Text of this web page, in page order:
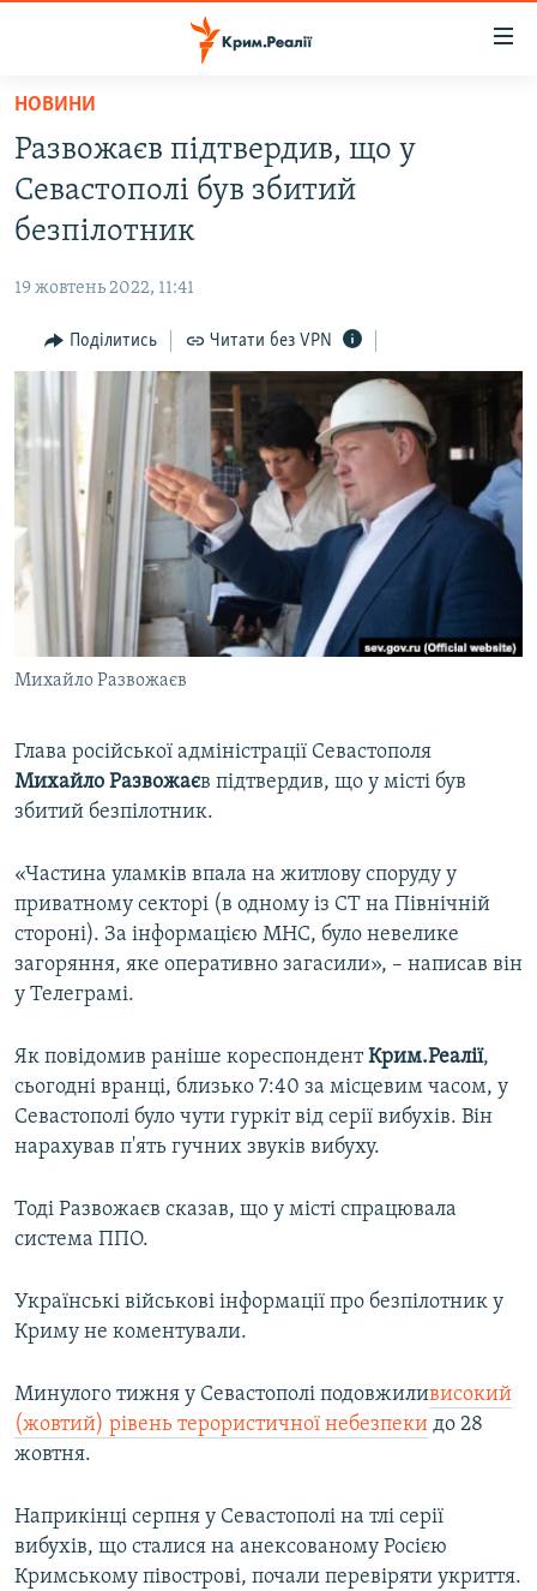
Перейти
основного
матеріалу
Перейти
до
основної
Перейти
до
пошуку
ВІДЕО ТА ФОТО
БЛОГИ
ПОГЛЯД
ІНТЕРВ'Ю
ВСЕ ЗА ДЕНЬ
СПЕЦПРОЕКТИ
ДЕПОРТАЦІЯ
ВІДЕОУРОКИ «ELIFBE»
СВІДЧЕННЯ ОКУПАЦІЇ
УКРАЇНСЬКА ПРОБЛЕМА КРИМУ
ІНФОГРАФІКА
ЯК ОБІЙТИ БЛОКУВАННЯ
Русский
Qırımtatar
ДОЛУЧАЙСЯ!
Усі сайти RFE/RL
НОВИНИ
Развожаєв підтвердив, що у
Севастополі був збитий
безпілотник
19 жовтень 2022, 11:41
Поділитись Читати без VPN
Михайло Развожаєв
Глава російської адміністрації Севастополя
Михайло Развожаєв підтвердив, що у місті був
збитий безпілотник.
«Частина уламків впала на житлову споруду у
приватному секторі (в одному із СТ на Північній
стороні). За інформацією МНС, було невелике
загоряння, яке оперативно загасили», – написав він
у Телеграмі.
Як повідомив раніше кореспондентКрим.Реалії,
сьогодні вранці, близько 7:40 за місцевим часом, у
Севастополі було чути гуркіт від серії вибухів. Він
нарахував п'ять гучних звуків вибуху.
Тоді Развожаєв сказав, що у місті спрацювала
система ППО.
Українські військові інформації про безпілотник у
Криму не коментували.
Минулого тижня у Севастополі подовжиливисокий
(жовтий) рівень терористичної небезпеки до 28
жовтня.
Наприкінці серпня у Севастополі на тлі серії
вибухів, що сталися на анексованому Росією
Кримському півострові, почали перевіряти укриття.